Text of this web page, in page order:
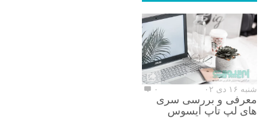
شنبه ۱۶ دی ۰۲ ۰
معرفی و بررسی سری
های لپ تاپ ایسوس